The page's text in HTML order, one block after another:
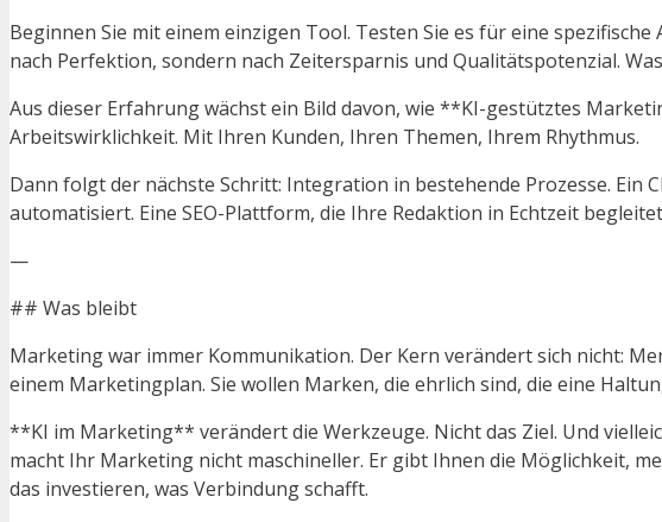
Beginnen Sie mit einem einzigen Tool. Testen Sie es für eine
nach Perfektion, sondern nach Zeitersparnis und Qualitätspotenzial.
Aus dieser Erfahrung wächst ein Bild davon, wie **KI-gestütztes
Arbeitswirklichkeit. Mit Ihren Kunden, Ihren Themen, Ihrem Rhythmus.
Dann folgt der nächste Schritt: Integration in bestehende Prozesse. Ein
automatisiert. Eine SEO-Plattform, die Ihre Redaktion in Echtzeit
—
## Was bleibt
Marketing war immer Kommunikation. Der Kern verändert sich nicht:
einem Marketingplan. Sie wollen Marken, die ehrlich sind, die eine
**KI im Marketing** verändert die Werkzeuge. Nicht das Ziel. Und
macht Ihr Marketing nicht maschineller. Er gibt Ihnen die Möglichkeit,
das investieren, was Verbindung schafft.